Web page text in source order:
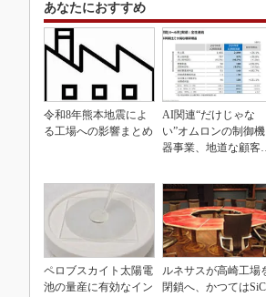
あなたにおすすめ
令和8年熊本地震によ
る工場への影響まとめ
AI関連“だけじゃな
い”オムロンの制御機
器事業、地道な顧客
ペロブスカイト太陽電
池の量産に有効なイン
ルネサスが高崎工場
閉鎖へ、かつてはSiC